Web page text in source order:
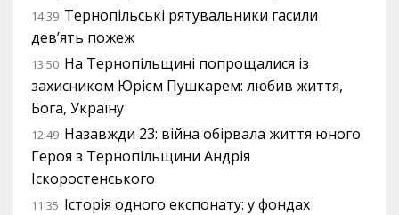
14:39 Тернопільські рятувальники гасили
дев’ять пожеж
13:50 На Тернопільщині попрощалися із
захисником Юрієм Пушкарем: любив життя,
Бога, Україну
12:49 Назавжди 23: війна обірвала життя юного
Героя з Тернопільщини Андрія
Іскоростенського
11:35 Історія одного експонату: у фондах